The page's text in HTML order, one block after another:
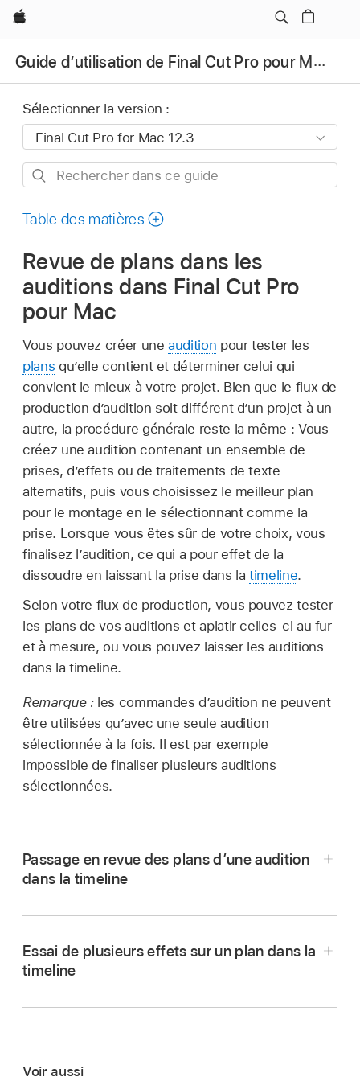
Apple
Guide d’utilisation de Final Cut Pro pour Mac
Sélectionner la version :
Rechercher
ce
Table des matières
Revue de plans dans les
auditions dans Final Cut Pro
pour Mac
Vous pouvez créer uneaudition pour tester les
plans qu’elle contient et déterminer celui qui
convient le mieux à votre projet. Bien que le flux de
production d’audition soit différent d’un projet à un
autre, la procédure générale reste la même : Vous
créez une audition contenant un ensemble de
prises, d’effets ou de traitements de texte
alternatifs, puis vous choisissez le meilleur plan
pour le montage en le sélectionnant comme la
prise. Lorsque vous êtes sûr de votre choix, vous
finalisez l’audition, ce qui a pour effet de la
dissoudre en laissant la prise dans latimeline.
Selon votre flux de production, vous pouvez tester
les plans de vos auditions et aplatir celles-ci au fur
et à mesure, ou vous pouvez laisser les auditions
dans la timeline.
Remarque : les commandes d’audition ne peuvent
être utilisées qu’avec une seule audition
sélectionnée à la fois. Il est par exemple
impossible de finaliser plusieurs auditions
sélectionnées.
Passage en revue des plans d’une audition
dans la timeline
passer en revue, puis ouvrez-la en choisissant
Plan > Audition > Ouvrir (ou en appuyant sur la
Essai de plusieurs effets sur un plan dans la
timeline
Voir aussi